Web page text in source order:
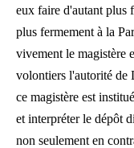
eux faire d'autant plus
plus fermement à la
vivement le magistère
volontiers l'autorité de
ce magistère est
et interpréter le dépôt
non seulement en